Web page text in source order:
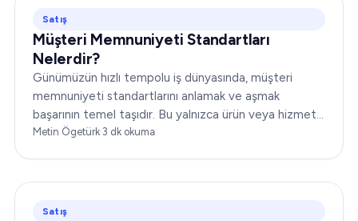
Satış
Müşteri Memnuniyeti Standartları
Nelerdir?
Günümüzün hızlı tempolu iş dünyasında, müşteri
memnuniyeti standartlarını anlamak ve aşmak
başarının temel taşıdır. Bu yalnızca ürün veya hizmet
sunmakla ilgili değildir;…
Metin Ögetürk·3 dk okuma
Satış